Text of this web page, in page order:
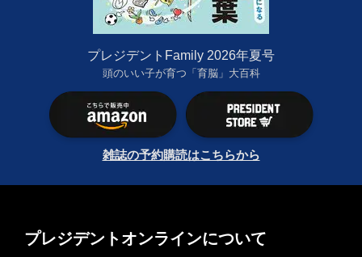
プレジデントFamily 2026年夏号
頭のいい子が育つ「育脳」大百科
雑誌の予約購読はこちらから
プレジデントオンラインについて